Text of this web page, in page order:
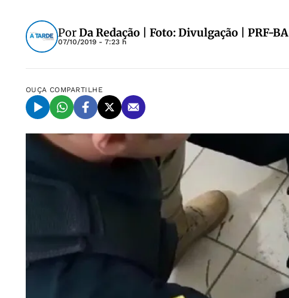
PorDa Redação | Foto: Divulgação | PRF-BA
07/10/2019 - 7:23 h
OUÇA COMPARTILHE